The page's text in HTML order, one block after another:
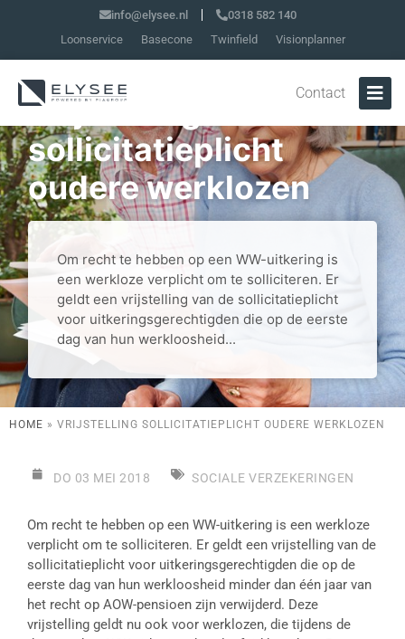
info@elysee.nl
0318 582 140
Loonservice
Basecone Twinfield Visionplanner
Contact
Vrijstelling
sollicitatieplicht
oudere werklozen
Om recht te hebben op een WW-uitkering is
een werkloze verplicht om te solliciteren. Er
geldt een vrijstelling van de sollicitatieplicht
voor uitkeringsgerechtigden die op de eerste
dag van hun werkloosheid...
HOME » VRIJSTELLING SOLLICITATIEPLICHT OUDERE WERKLOZEN
DO 03 MEI 2018 SOCIALE VERZEKERINGEN
Om recht te hebben op een WW-uitkering is een werkloze
verplicht om te solliciteren. Er geldt een vrijstelling van de
sollicitatieplicht voor uitkeringsgerechtigden die op de
eerste dag van hun werkloosheid minder dan één jaar van
het recht op AOW-pensioen zijn verwijderd. Deze
vrijstelling geldt nu ook voor werklozen, die tijdens de